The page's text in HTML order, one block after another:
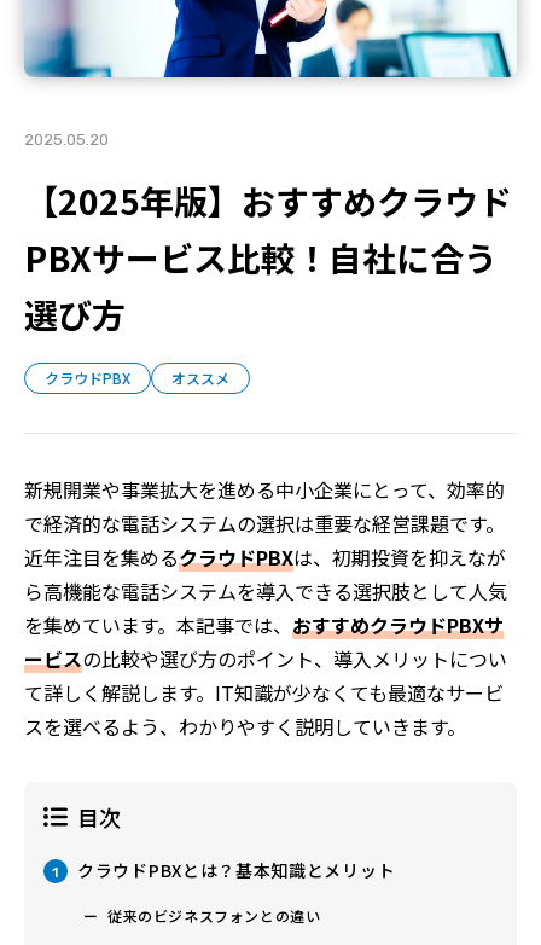
2025.05.20
【2025年版】おすすめクラウド
PBXサービス比較！自社に合う
選び方
クラウドPBX オススメ
新規開業や事業拡大を進める中小企業にとって、効率的
で経済的な電話システムの選択は重要な経営課題です。
近年注目を集めるクラウドPBXは、初期投資を抑えなが
ら高機能な電話システムを導入できる選択肢として人気
を集めています。本記事では、 おすすめクラウドPBXサ
ービスの比較や選び方のポイント、導入メリットについ
て詳しく解説します。IT知識が少なくても最適なサービ
スを選べるよう、わかりやすく説明していきます。
目次
1 クラウドPBXとは？基本知識とメリット
従来のビジネスフォンとの違い